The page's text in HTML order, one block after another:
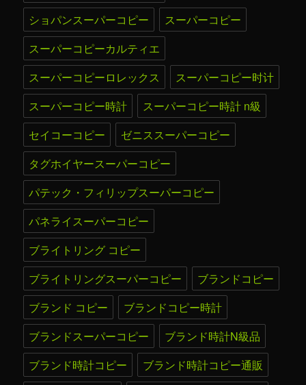
ショパンスーパーコピー
スーパーコピー
スーパーコピーカルティエ
スーパーコピーロレックス
スーパーコピー时计
スーパーコピー時計
スーパーコピー時計 n級
セイコーコピー
ゼニススーパーコピー
タグホイヤースーパーコピー
パテック・フィリップスーパーコピー
パネライスーパーコピー
ブライトリング コピー
ブライトリングスーパーコピー
ブランドコピー
ブランド コピー
ブランドコピー時計
ブランドスーパーコピー
ブランド時計N級品
ブランド時計コピー
ブランド時計コピー通販